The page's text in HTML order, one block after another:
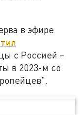
в эфире
с Россией –
в 2023-м со